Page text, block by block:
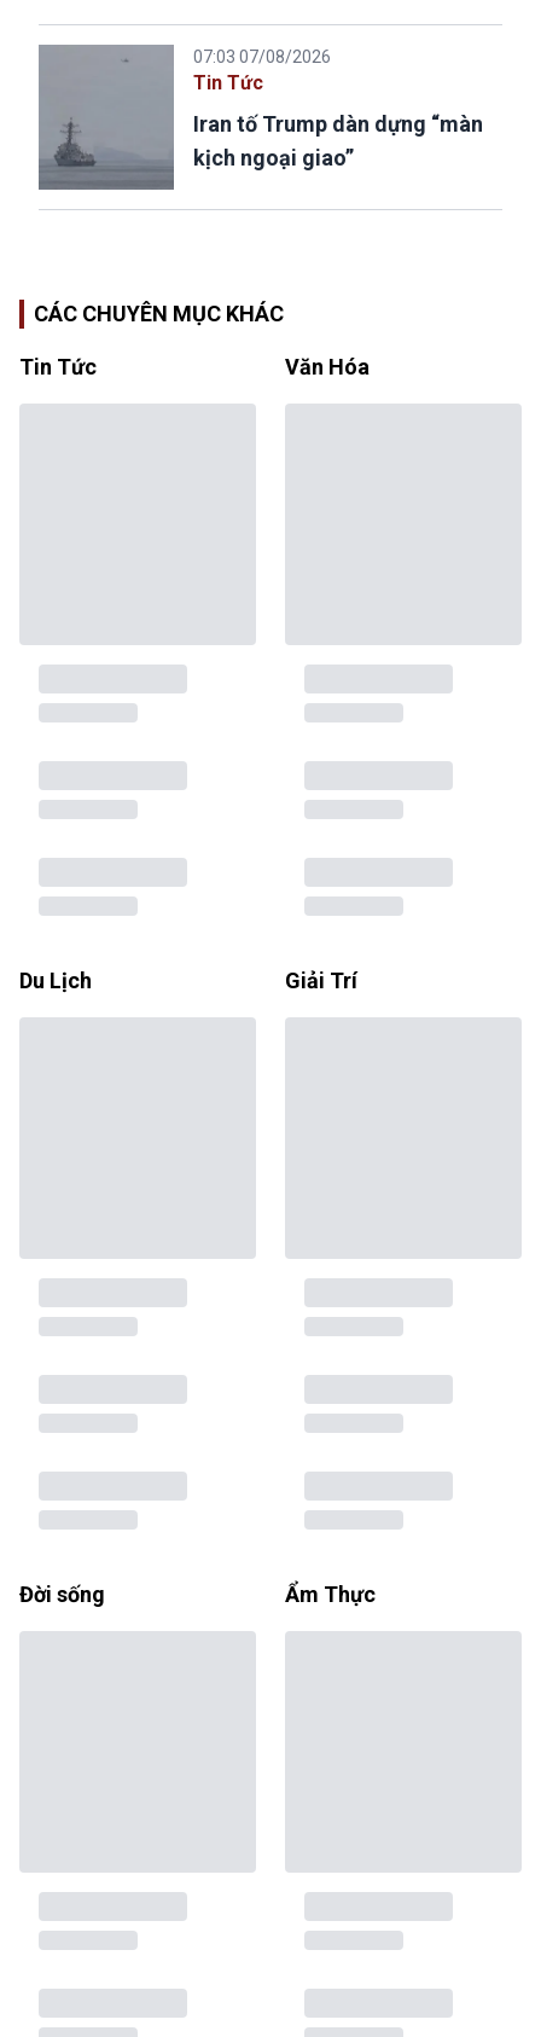
07:03 07/08/2026
Tin Tức
Iran tố Trump dàn dựng “màn
kịch ngoại giao”
CÁC CHUYÊN MỤC KHÁC
Tin Tức Văn Hóa
Du Lịch Giải Trí
Đời sống Ẩm Thực